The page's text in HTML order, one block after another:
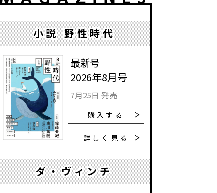
小説 野性時代
最新号
2026年8月号
7月25日 発売
購入する
詳しく見る
ダ・ヴィンチ